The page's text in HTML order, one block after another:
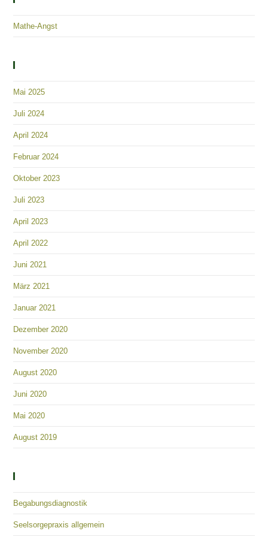
Mathe-Angst
Mai 2025
Juli 2024
April 2024
Februar 2024
Oktober 2023
Juli 2023
April 2023
April 2022
Juni 2021
März 2021
Januar 2021
Dezember 2020
November 2020
August 2020
Juni 2020
Mai 2020
August 2019
Begabungsdiagnostik
Seelsorgepraxis allgemein